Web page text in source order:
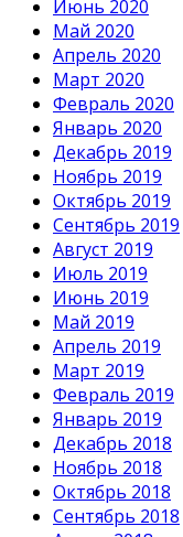
Июнь 2020
Май 2020
Апрель 2020
Март 2020
Февраль 2020
Январь 2020
Декабрь 2019
Ноябрь 2019
Октябрь 2019
Сентябрь 2019
Август 2019
Июль 2019
Июнь 2019
Май 2019
Апрель 2019
Март 2019
Февраль 2019
Январь 2019
Декабрь 2018
Ноябрь 2018
Октябрь 2018
Сентябрь 2018